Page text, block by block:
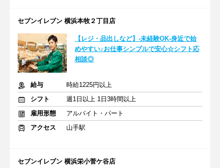
セブンイレブン 横浜本牧２丁目店
【レジ・品出しなど】-未経験OK-身近で始
めやすい♪お仕事シンプルで安心☆シフト応
相談◎
給与
時給1225円以上
シフト
週1日以上 1日3時間以上
雇用形態
アルバイト・パート
アクセス
山手駅
セブンイレブン 横浜栄小菅ケ谷店